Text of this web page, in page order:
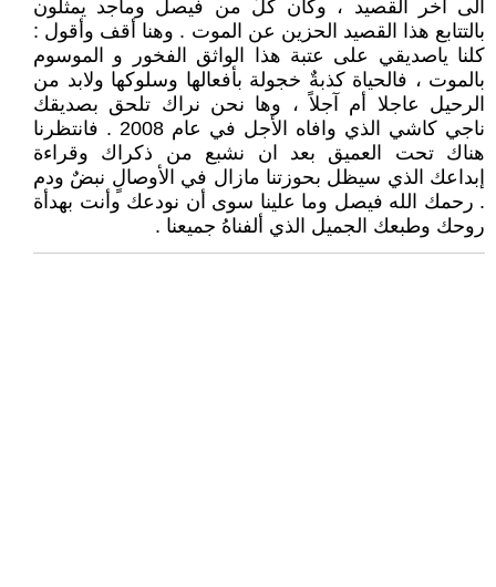
الى أخر القصيد ، وكان كلٌ من فيصل وماجد يمثلون
بالتتابع هذا القصيد الحزين عن الموت . وهنا أقف وأقول :
كلنا ياصديقي على عتبة هذا الواثق الفخور و الموسوم
بالموت ، فالحياة كذبةٌ خجولة بأفعالها وسلوكها ولابد من
الرحيل عاجلا أم آجلاً ، وها نحن نراك تلحق بصديقك
ناجي كاشي الذي وافاه الأجل في عام 2008 . فانتظرنا
هناك تحت العميق بعد ان نشبع من ذكراك وقراءة
إبداعك الذي سيظل بحوزتنا مازال في الأوصالٍ نبضٌ ودم
. رحمك الله فيصل وما علينا سوى أن نودعك وأنت بهدأة
روحك وطبعك الجميل الذي ألفناهُ جميعنا .